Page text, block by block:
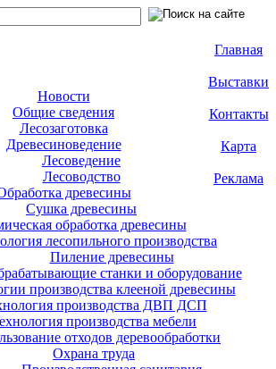
Главная
Выставки
Контакты
Карта
Реклама
Новости
Общие сведения
Лесозаготовка
Древесиноведение
Лесоведение
Лесоводство
древесины
Сушка древесины
обработка древесины
лесопильного производства
Пиление древесины
станки и оборудование
производства клееной древесины
производства ДВП ДСП
производства мебели
отходов деревообработки
Охрана труда